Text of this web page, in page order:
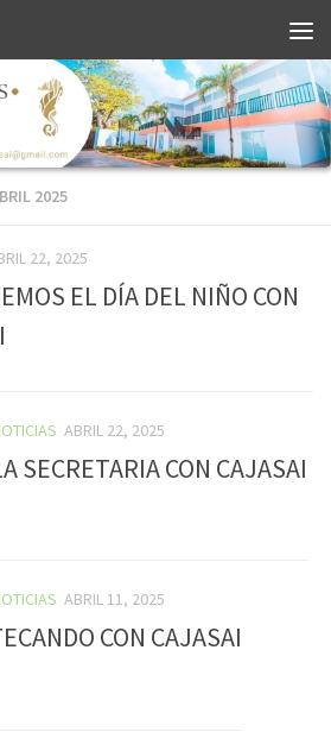
2025
22, 2025
EL DÍA DEL NIÑO CON
ABRIL 22, 2025
SECRETARIA CON CAJASAI
ABRIL 11, 2025
CON CAJASAI